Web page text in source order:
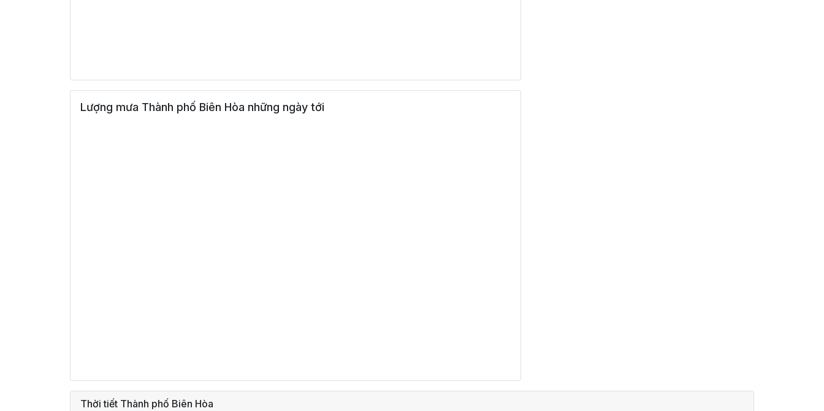
Lượng mưa Thành phố Biên Hòa những ngày tới
Thời tiết Thành phố Biên Hòa